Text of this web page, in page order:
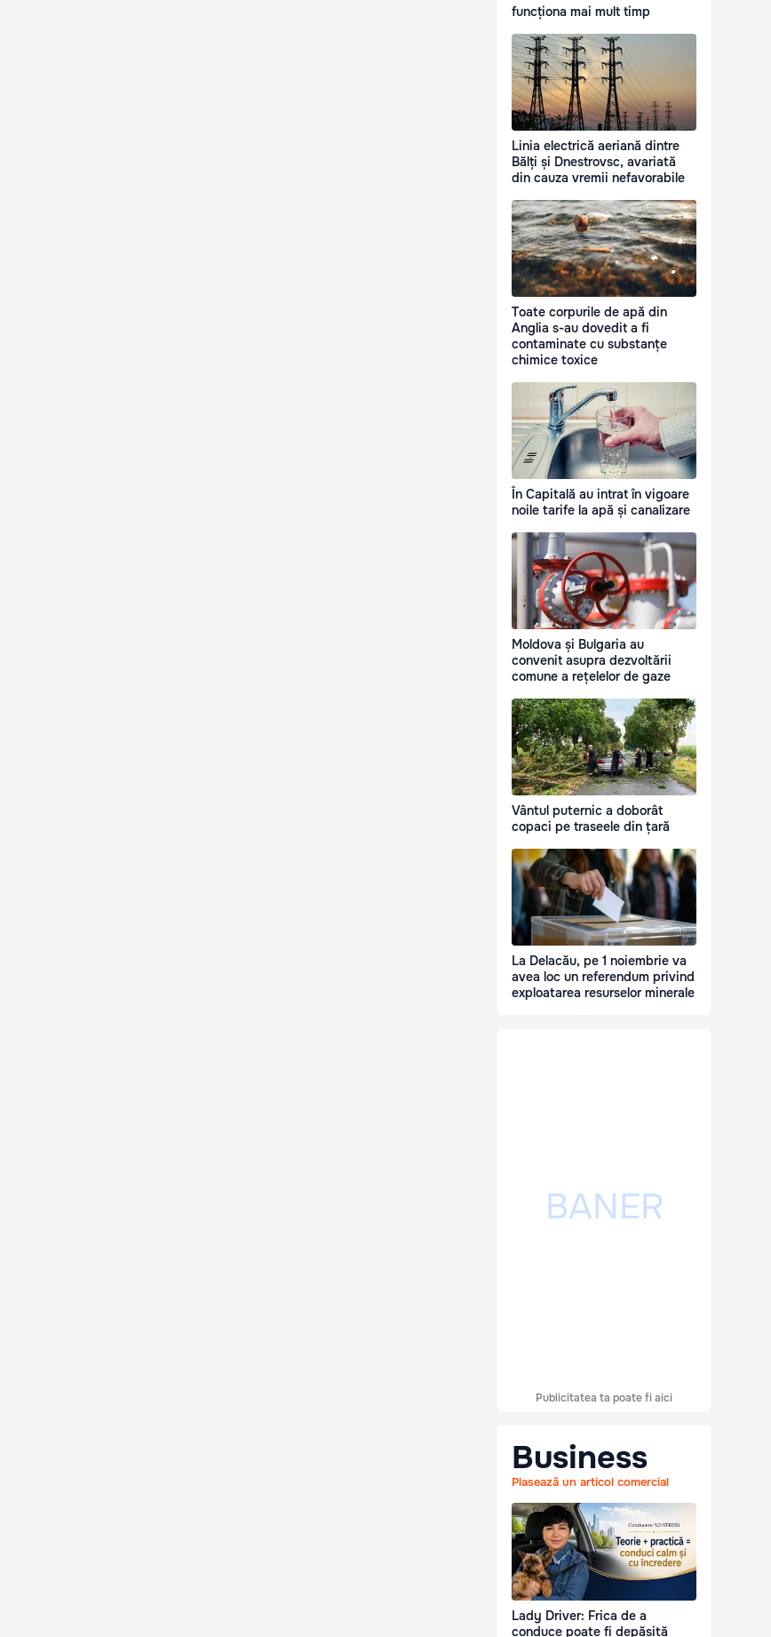
funcționa mai mult timp
Linia electrică aeriană dintre
Bălți și Dnestrovsc, avariată
din cauza vremii nefavorabile
Toate corpurile de apă din
Anglia s-au dovedit a fi
contaminate cu substanțe
chimice toxice
În Capitală au intrat în vigoare
noile tarife la apă și canalizare
Moldova și Bulgaria au
convenit asupra dezvoltării
comune a rețelelor de gaze
Vântul puternic a doborât
copaci pe traseele din țară
La Delacău, pe 1 noiembrie va
avea loc un referendum privind
exploatarea resurselor minerale
Publicitatea ta poate fi aici
Business
Plasează un articol comercial
Lady Driver: Frica de a
conduce poate fi depășită